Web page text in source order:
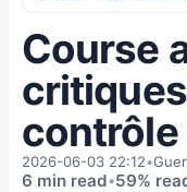
Course
2026-06-03 22:12•
6 min read•59%